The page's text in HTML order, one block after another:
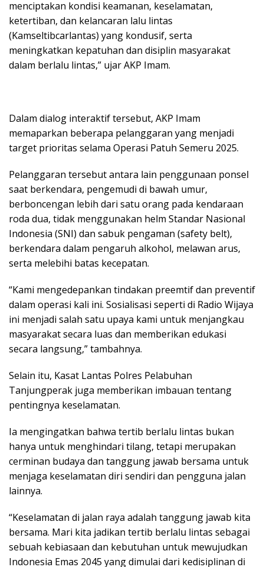
menciptakan kondisi keamanan, keselamatan,
ketertiban, dan kelancaran lalu lintas
(Kamseltibcarlantas) yang kondusif, serta
meningkatkan kepatuhan dan disiplin masyarakat
dalam berlalu lintas,” ujar AKP Imam.
Dalam dialog interaktif tersebut, AKP Imam
memaparkan beberapa pelanggaran yang menjadi
target prioritas selama Operasi Patuh Semeru 2025.
Pelanggaran tersebut antara lain penggunaan ponsel
saat berkendara, pengemudi di bawah umur,
berboncengan lebih dari satu orang pada kendaraan
roda dua, tidak menggunakan helm Standar Nasional
Indonesia (SNI) dan sabuk pengaman (safety belt),
berkendara dalam pengaruh alkohol, melawan arus,
serta melebihi batas kecepatan.
“Kami mengedepankan tindakan preemtif dan preventif
dalam operasi kali ini. Sosialisasi seperti di Radio Wijaya
ini menjadi salah satu upaya kami untuk menjangkau
masyarakat secara luas dan memberikan edukasi
secara langsung,” tambahnya.
Selain itu, Kasat Lantas Polres Pelabuhan
Tanjungperak juga memberikan imbauan tentang
pentingnya keselamatan.
Ia mengingatkan bahwa tertib berlalu lintas bukan
hanya untuk menghindari tilang, tetapi merupakan
cerminan budaya dan tanggung jawab bersama untuk
menjaga keselamatan diri sendiri dan pengguna jalan
lainnya.
“Keselamatan di jalan raya adalah tanggung jawab kita
bersama. Mari kita jadikan tertib berlalu lintas sebagai
sebuah kebiasaan dan kebutuhan untuk mewujudkan
Indonesia Emas 2045 yang dimulai dari kedisiplinan di